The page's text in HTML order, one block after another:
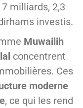
milliards, 2,3
investis.
Muwailih
concentrent
Ces
moderne
, ce qui les rend